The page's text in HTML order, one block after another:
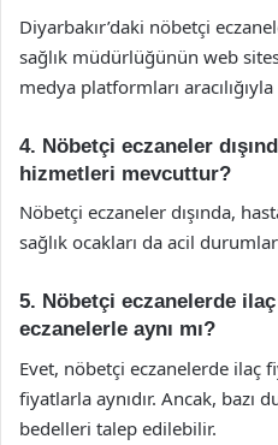
Diyarbakır’daki nöbetçi
sağlık müdürlüğünün web
medya platformları
4. Nöbetçi eczaneler
hizmetleri mevcuttur?
Nöbetçi eczaneler dışında,
sağlık ocakları da acil
5. Nöbetçi eczanelerde
eczanelerle aynı mı?
Evet, nöbetçi eczanelerde ilaç
fiyatlarla aynıdır. Ancak, bazı
bedelleri talep edilebilir.